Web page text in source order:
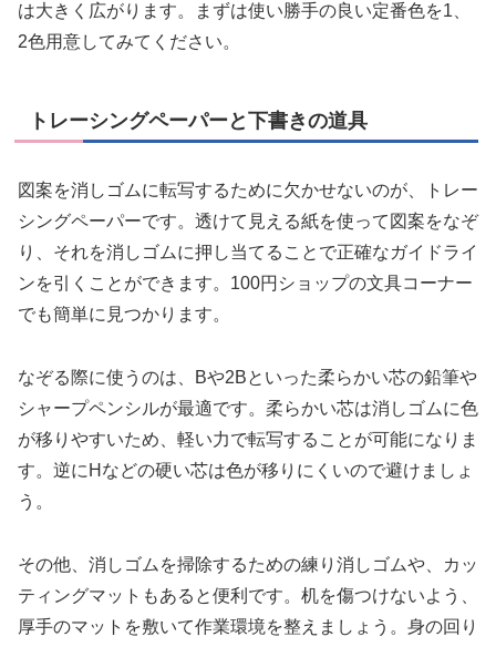
は大きく広がります。まずは使い勝手の良い定番色を1、
2色用意してみてください。
トレーシングペーパーと下書きの道具
図案を消しゴムに転写するために欠かせないのが、トレー
シングペーパーです。透けて見える紙を使って図案をなぞ
り、それを消しゴムに押し当てることで正確なガイドライ
ンを引くことができます。100円ショップの文具コーナー
でも簡単に見つかります。
なぞる際に使うのは、Bや2Bといった柔らかい芯の鉛筆や
シャープペンシルが最適です。柔らかい芯は消しゴムに色
が移りやすいため、軽い力で転写することが可能になりま
す。逆にHなどの硬い芯は色が移りにくいので避けましょ
う。
その他、消しゴムを掃除するための練り消しゴムや、カッ
ティングマットもあると便利です。机を傷つけないよう、
厚手のマットを敷いて作業環境を整えましょう。身の回り